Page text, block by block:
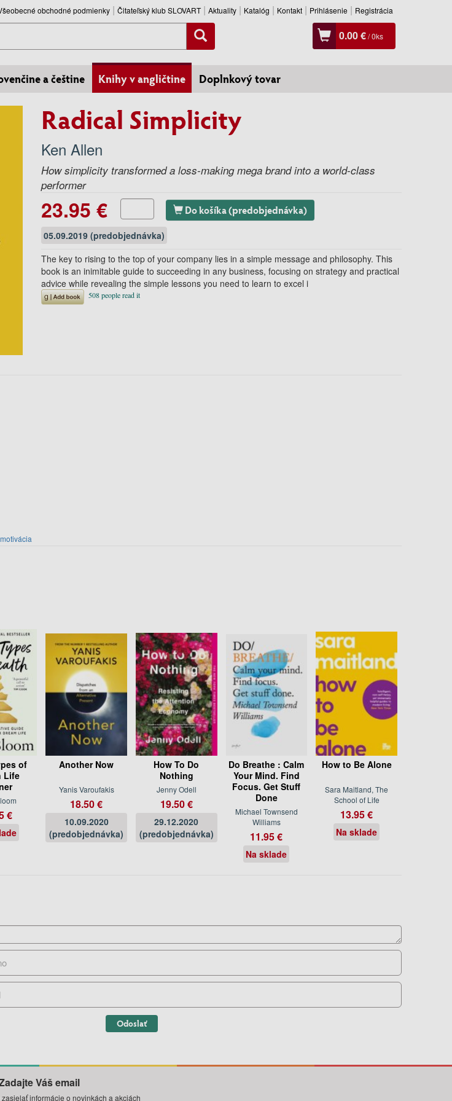
obchodné podmienky Čitateľský klub SLOVART Aktuality Katalóg Kontakt Prihlásenie Registrácia
0.00 €/0ks
a češtine Knihy v angličtine Doplnkový tovar
Radical Simplicity
Ken Allen
How simplicity transformed a loss-making mega brand into a world-class
performer
23.95 € Do košíka (predobjednávka)
05.09.2019 (predobjednávka)
The key to rising to the top of your company lies in a simple message and philosophy. This
book is an inimitable guide to succeeding in any business, focusing on strategy and practical
advice while revealing the simple lessons you need to learn to excel i
of
Life
€
Another Now
Yanis Varoufakis
18.50 €
10.09.2020
(predobjednávka)
How To Do
Nothing
Jenny Odell
19.50 €
29.12.2020
(predobjednávka)
Do Breathe : Calm
Your Mind. Find
Focus. Get Stuff
Done
Michael Townsend
Williams
11.95 €
Na sklade
How to Be Alone
Sara Maitland, The
School of Life
13.95 €
Na sklade
Odoslať
Váš email
informácie o novinkách a akciách